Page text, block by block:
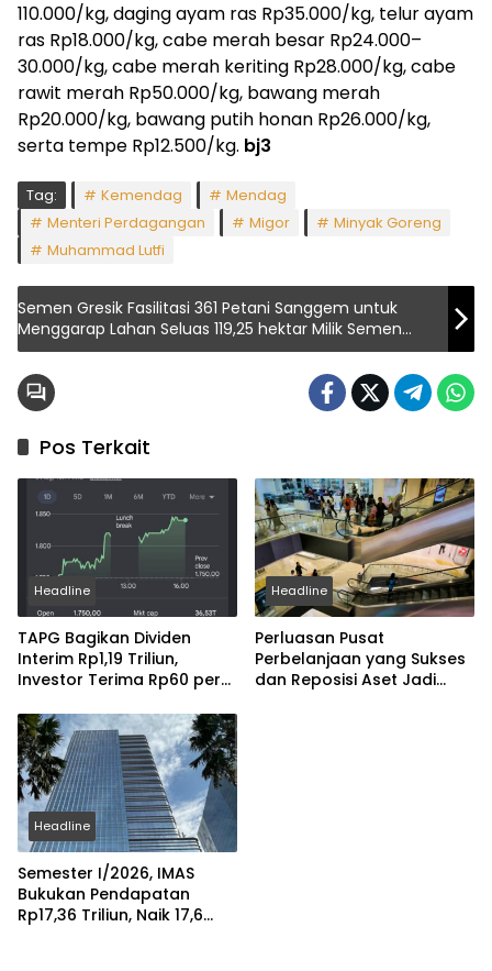
110.000/kg, daging ayam ras Rp35.000/kg, telur ayam
ras Rp18.000/kg, cabe merah besar Rp24.000–
30.000/kg, cabe merah keriting Rp28.000/kg, cabe
rawit merah Rp50.000/kg, bawang merah
Rp20.000/kg, bawang putih honan Rp26.000/kg,
serta tempe Rp12.500/kg. bj3
Tag: Kemendag
Mendag
Menteri Perdagangan
Migor
Minyak Goreng
Muhammad Lutfi
Semen Gresik Fasilitasi 361 Petani Sanggem untuk
Menggarap Lahan Seluas 119,25 hektar Milik Semen
Gresik di Rembang, Jawa Tengah
Pos Terkait
Headline
TAPG Bagikan Dividen
Interim Rp1,19 Triliun,
Investor Terima Rp60 per
Headline
Perluasan Pusat
Perbelanjaan yang Sukses
dan Reposisi Aset Jadi
Headline
Semester I/2026, IMAS
Bukukan Pendapatan
Rp17,36 Triliun, Naik 17,6